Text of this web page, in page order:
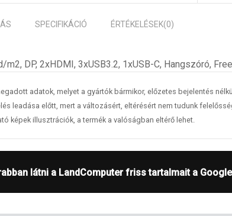
SPECIFIKÁCIÓ ÉRTÉKELÉSEK(0)
DP, 2xHDMI, 3xUSB3.2, 1xUSB-C, Hangszóró,
adatok, melyet a gyártók bármikor, előzetes bejelentés
leadása előtt, mert a változásért, eltérésért nem tudunk
képek illusztrációk, a termék a valóságban eltérő lehet.
látni a LandComputer friss tartalmait a